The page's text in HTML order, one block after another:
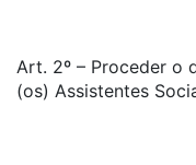
Art. 2º – Proceder o
(os) Assistentes